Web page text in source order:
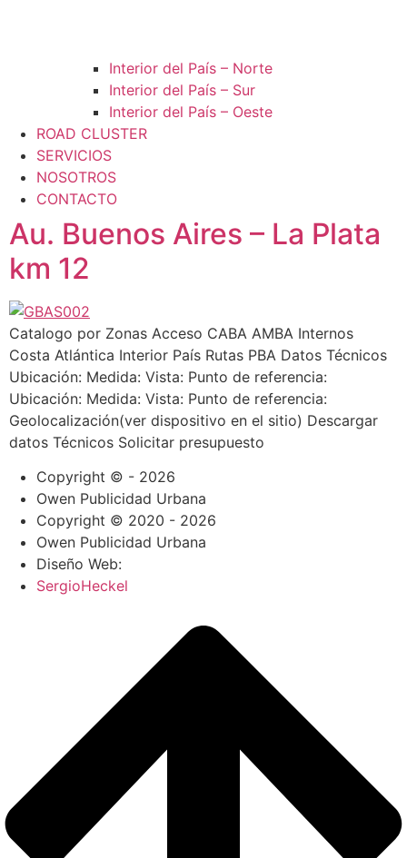
Interior del País – Norte
Interior del País – Sur
Interior del País – Oeste
ROAD CLUSTER
SERVICIOS
NOSOTROS
CONTACTO
Au. Buenos Aires – La Plata
km 12
Catalogo por Zonas Acceso CABA AMBA Internos
Costa Atlántica Interior País Rutas PBA Datos Técnicos
Ubicación: Medida: Vista: Punto de referencia:
Ubicación: Medida: Vista: Punto de referencia:
Geolocalización(ver dispositivo en el sitio) Descargar
datos Técnicos Solicitar presupuesto
Copyright © - 2026
Owen Publicidad Urbana
Copyright © 2020 - 2026
Owen Publicidad Urbana
Diseño Web:
SergioHeckel